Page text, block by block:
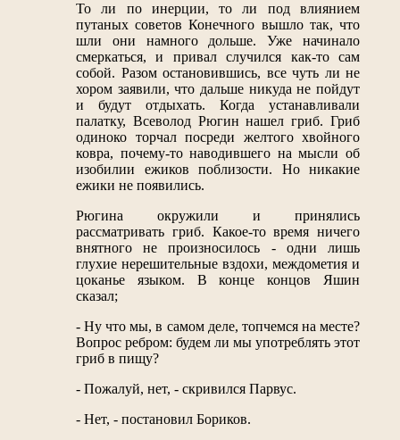
То ли по инерции, то ли под влиянием
путаных советов Конечного вышло так, что
шли они намного дольше. Уже начинало
смеркаться, и привал случился как-то сам
собой. Разом остановившись, все чуть ли не
хором заявили, что дальше никуда не пойдут
и будут отдыхать. Когда устанавливали
палатку, Всеволод Рюгин нашел гриб. Гриб
одиноко торчал посреди желтого хвойного
ковра, почему-то наводившего на мысли об
изобилии ежиков поблизости. Но никакие
ежики не появились.
Рюгина окружили и принялись
рассматривать гриб. Какое-то время ничего
внятного не произносилось - одни лишь
глухие нерешительные вздохи, междометия и
цоканье языком. В конце концов Яшин
сказал;
- Ну что мы, в самом деле, топчемся на месте?
Вопрос ребром: будем ли мы употреблять этот
гриб в пищу?
- Пожалуй, нет, - скривился Парвус.
- Нет, - постановил Бориков.